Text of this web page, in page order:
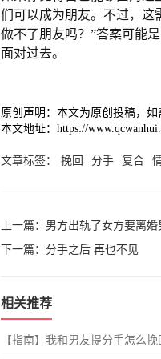
们可以成为朋友。不过，这
做不了朋友吗？”答案可能
面对过去。
原创声明：本文为原创投稿，如
本文地址：https://
文章标签： 挽回 分手 复合
上一篇： 男方出轨了女方要离婚
下一篇： 分手之后 再也不见
相关推荐
【指南】我和男友提分手怎么挽